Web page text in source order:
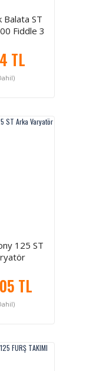
Balata ST
Fiddle 3
TL
125 ST
TL